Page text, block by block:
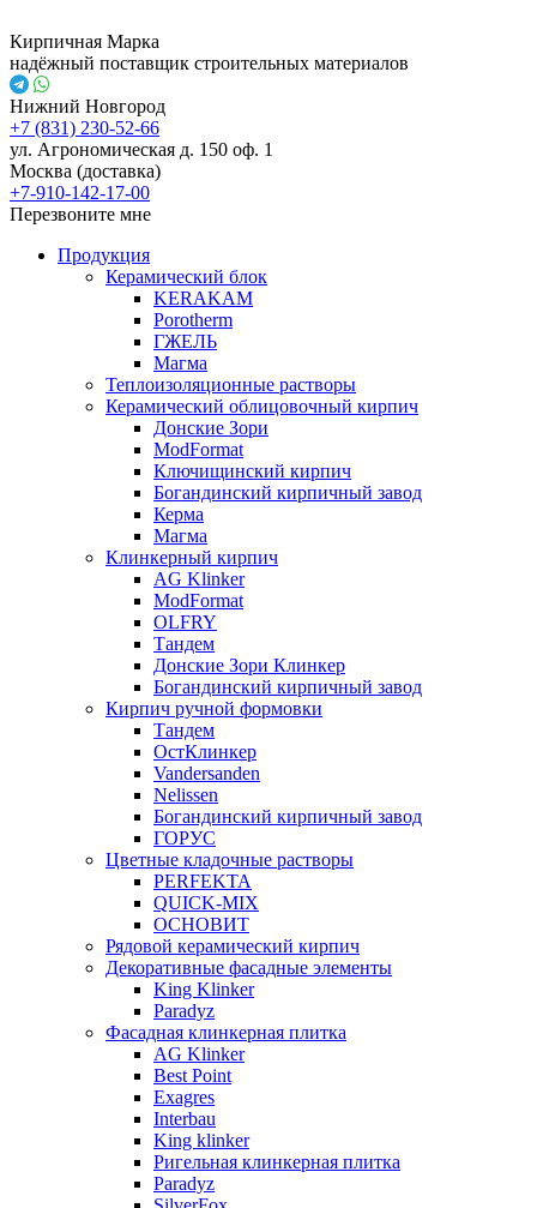
Кирпичная Марка
надёжный поставщик строительных материалов
Нижний Новгород
+7 (831) 230-52-66
ул. Агрономическая д. 150 оф. 1
Москва (доставка)
+7-910-142-17-00
Перезвоните мне
Продукция
Керамический блок
KERAKAM
Porotherm
ГЖЕЛЬ
Магма
Теплоизоляционные растворы
Керамический облицовочный кирпич
Донские Зори
ModFormat
Ключищинский кирпич
Богандинский кирпичный завод
Керма
Магма
Клинкерный кирпич
AG Klinker
ModFormat
OLFRY
Тандем
Донские Зори Клинкер
Богандинский кирпичный завод
Кирпич ручной формовки
Тандем
ОстКлинкер
Vandersanden
Nelissen
Богандинский кирпичный завод
ГОРУС
Цветные кладочные растворы
PERFEKTA
QUICK-MIX
ОСНОВИТ
Рядовой керамический кирпич
Декоративные фасадные элементы
King Klinker
Paradyz
Фасадная клинкерная плитка
AG Klinker
Best Point
Exagres
Interbau
King klinker
Ригельная клинкерная плитка
Paradyz